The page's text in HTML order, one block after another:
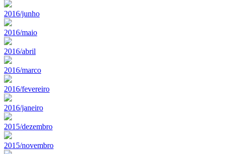
2016/junho
2016/maio
2016/abril
2016/marco
2016/fevereiro
2016/janeiro
2015/dezembro
2015/novembro